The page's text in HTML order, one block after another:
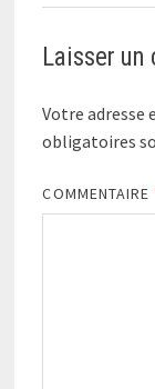
Laisser
Votre adresse
obligatoires
COMMENTAIRE